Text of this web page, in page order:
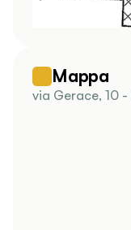
Mappa
via Gerace, 10